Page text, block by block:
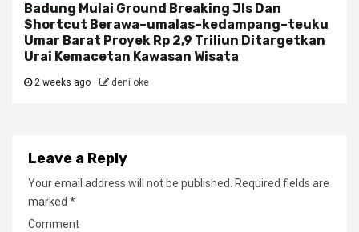
Badung Mulai Ground Breaking Jls Dan
Shortcut Berawa–umalas–kedampang–teuku
Umar Barat Proyek Rp 2,9 Triliun Ditargetkan
Urai Kemacetan Kawasan Wisata
2 weeks ago deni oke
Leave a Reply
Your email address will not be published.
Required fields are
marked *
Comment